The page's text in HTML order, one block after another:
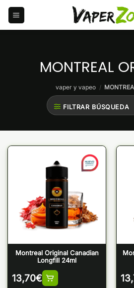
Saltar
contenido
MONTREAL
vaper y vapeo /
FILTRAR BÚSQUEDA
Montreal Original Canadian
Longfill 24ml
13,70€